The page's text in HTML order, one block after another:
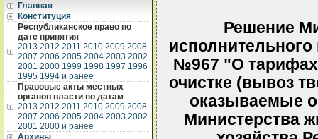
Главная
Конституция
Республиканское право по
дате принятия
2013 2012 2011 2010 2009 2008
2007 2006 2005 2004 2003 2002
2001 2000 1999 1998 1997 1996
1995 1994 и ранее
Правовые акты местных
органов власти по датам
2013 2012 2011 2010 2009 2008
2007 2006 2005 2004 2003 2002
2001 2000 и ранее
Архивы
Решение
исполнительного
№967 "О тарифах
очистке (вывоз
оказываемые
Министерства